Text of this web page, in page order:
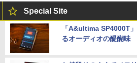
Special Site
「A&ultima SP4000T
るオーディオの醍醐味